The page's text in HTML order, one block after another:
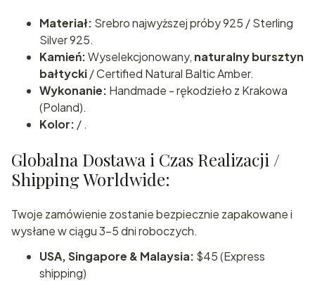
Materiał: Srebro najwyższej próby 925 / Sterling
Silver 925.
Kamień:Wyselekcjonowany, naturalny bursztyn
bałtycki/ Certified Natural Baltic Amber.
Wykonanie: Handmade - rękodzieło z Krakowa
(Poland).
Kolor: / .
Globalna Dostawa i Czas Realizacji /
Shipping Worldwide:
Twoje zamówienie zostanie bezpiecznie zapakowane i
wysłane w ciągu 3-5 dni roboczych.
USA, Singapore & Malaysia: $45 (Express
shipping)